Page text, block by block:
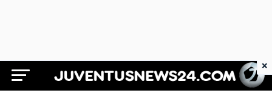
Juventus News 24
×